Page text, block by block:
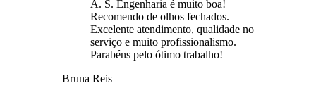
A. S. Engenharia é muito boa!
Recomendo de olhos fechados.
Excelente atendimento, qualidade no
serviço e muito profissionalismo.
Parabéns pelo ótimo trabalho!
Bruna Reis